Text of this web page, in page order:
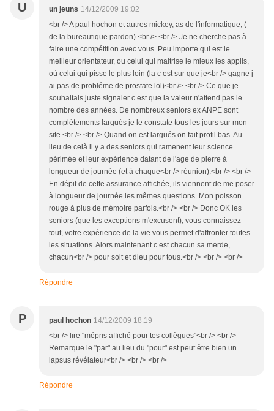
U un jeuns 14/12/2009 19:02
<br /> A paul hochon et autres mickey, as de l'informatique, (
de la bureautique pardon).<br /> <br /> Je ne cherche pas à
faire une compétition avec vous. Peu importe qui est le
meilleur orientateur, ou celui qui maitrise le mieux les applis,
où celui qui pisse le plus loin (la c est sur que je<br /> gagne j
ai pas de probléme de prostate.lol)<br /> <br /> Ce que je
souhaitais juste signaler c est que la valeur n'attend pas le
nombre des années. De nombreux seniors ex ANPE sont
complétements largués je le constate tous les jours sur mon
site.<br /> <br /> Quand on est largués on fait profil bas. Au
lieu de celà il y a des seniors qui ramenent leur science
périmée et leur expérience datant de l'age de pierre à
longueur de journée (et à chaque<br /> réunion).<br /> <br />
En dépit de cette assurance affichée, ils viennent de me poser
à longueur de journée les mêmes questions. Mon poisson
rouge à plus de mémoire parfois.<br /> <br /> Donc OK les
seniors (que les exceptions m'excusent), vous connaissez
tout, votre expérience de la vie vous permet d'affronter toutes
les situations. Alors maintenant c est chacun sa merde,
chacun<br /> pour soit et dieu pour tous.<br /> <br /> <br />
Répondre
P paul hochon 14/12/2009 18:19
<br /> lire "mépris affiché pour tes collègues"<br /> <br />
Remarque le "par" au lieu du "pour" est peut être bien un
lapsus révélateur<br /> <br /> <br />
Répondre